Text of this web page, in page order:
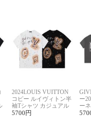
2024LOUIS VUITTON
コピー ルイヴィトン半
袖Tシャツ カジュアル
に馴染む 2色展開
5700 円
ー
ー
ー